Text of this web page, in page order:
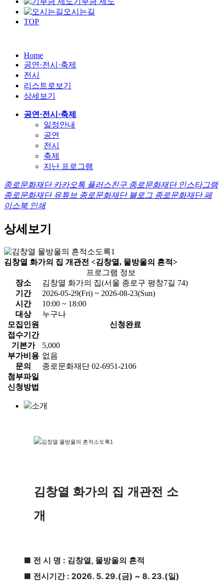
오시는길
TOP
Home
공연·전시·축제
전시
리스트로보기
상세보기
공연·전시·축제
일정안내
공연
전시
축제
지난 프로그램
종로문화재단 카카오톡 플러스친구 종로문화재단 인스타그램
종로문화재단 유튜브 종로문화재단 블로그 종로문화재단 페
이스북 인쇄
상세보기
김창열 화가의 집 개관전 <김창열, 물방울의 흔적>
프로그램 정보
장소
김창열 화가의 집(서울 종로구 평창7길 74)
기간
2026-05-29(Fri) ~ 2026-08-23(Sun)
시간
10:00 ~ 18:00
대상
누구나
모집인원
신청완료
접수기간
기본가
5,000
부가비용 없음
문의
종로문화재단 02-6951-2106
첨부파일
신청방법
소개
김창열 화가의 집 개관전 소
개
■ 전 시 명 : 김창열, 물방울의 흔적
■ 전시기간 : 2026. 5. 29.(금) ~ 8. 23.(일)